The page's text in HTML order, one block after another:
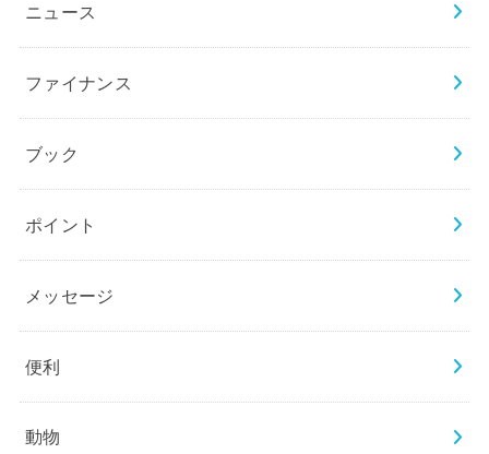
ニュース
ファイナンス
ブック
ポイント
メッセージ
便利
動物